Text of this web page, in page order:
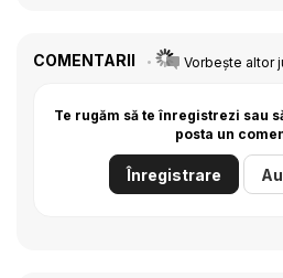
COMENTARII Vorbește altor
Te rugăm să te înregistrezi sau
posta un
Înregistrare